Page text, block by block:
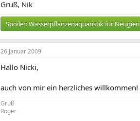
Gruß, Nik
Spoiler:Wasserpflanzenaquaristik für
26 Januar 2009
Hallo Nicki,
auch von mir ein herzliches willkommen!
Gruß
Roger